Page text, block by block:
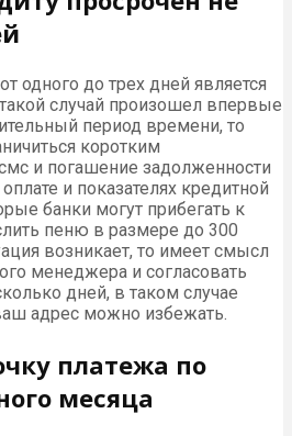
одного до трех дней является
случай произошел впервые
период времени, то
коротким
и погашение задолженности
и показателях кредитной
банки могут прибегать к
пеню в размере до 300
возникает, то имеет смысл
менеджера и согласовать
дней, в таком случае
адрес можно избежать.
платежа по
месяца